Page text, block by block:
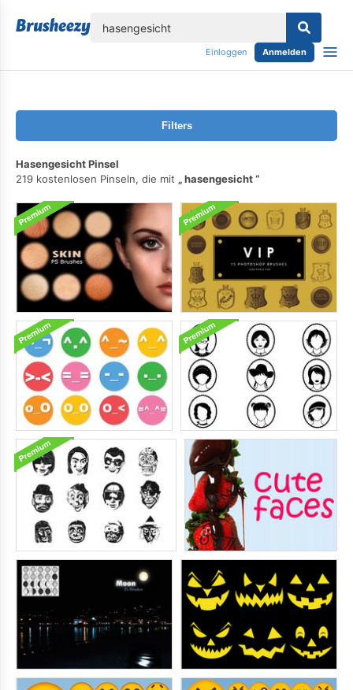
Einloggen Anmelden
Filters
Hasengesicht Pinsel
219 kostenlosen Pinseln, die mit
hasengesicht